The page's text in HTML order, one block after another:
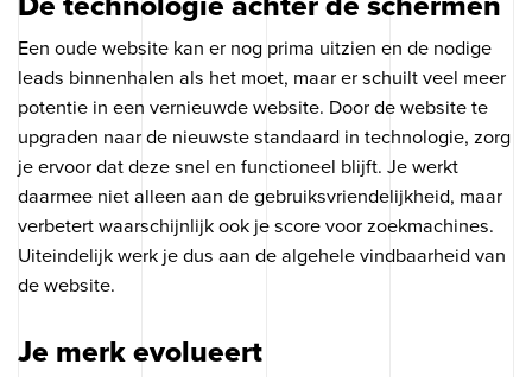
Een oude website kan er nog prima uitzien en de nodige
leads binnenhalen als het moet, maar er schuilt veel meer
potentie in een vernieuwde website. Door de website te
upgraden naar de nieuwste standaard in technologie, zorg
je ervoor dat deze snel en functioneel blijft. Je werkt
daarmee niet alleen aan de gebruiksvriendelijkheid, maar
verbetert waarschijnlijk ook je score voor zoekmachines.
Uiteindelijk werk je dus aan de algehele vindbaarheid van
de website.
Je merk evolueert